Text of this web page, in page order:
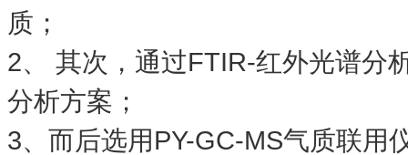
质；
2、 其次，通过FTIR-红外光谱分
分析方案；
3、而后选用 PY-GC-MS气质联用